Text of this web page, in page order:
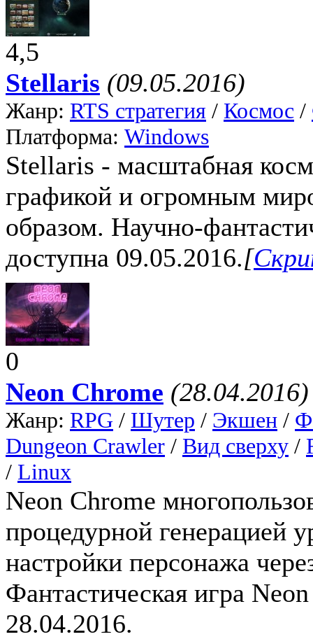
4,5
Stellaris (09.05.2016)
Жанр: RTS стратегия / Космос /
Платформа: Windows
Stellaris - масштабная
графикой и огромным
образом. Научно-
доступна 09.05.2016.[
0
Neon Chrome (28.04.2016)
Жанр: RPG / Шутер / Экшен /
Dungeon Crawler / Вид сверху /
/ Linux
Neon Chrome
процедурной генерацией
настройки персонажа
Фантастическая игра
28.04.2016.